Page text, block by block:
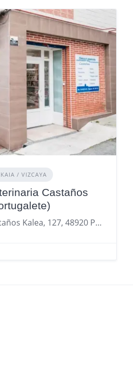
/ VIZCAYA
Castaños
Calle Gral. Castaños Kalea, 127, 48920 Portugalete, Biscay